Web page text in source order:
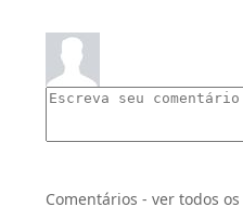
Comentários - ver todos